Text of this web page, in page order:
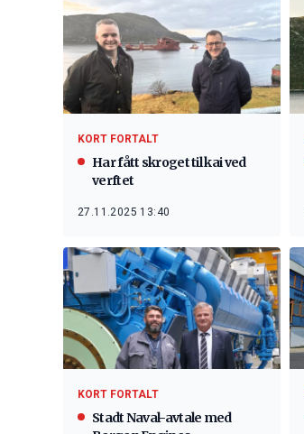
KORT FORTALT
Har fått skroget til kai ved
verftet
27.11.2025 13:40
KORT FORTALT
Stadt Naval-avtale med